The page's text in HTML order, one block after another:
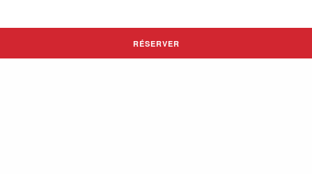
RÉSERVER